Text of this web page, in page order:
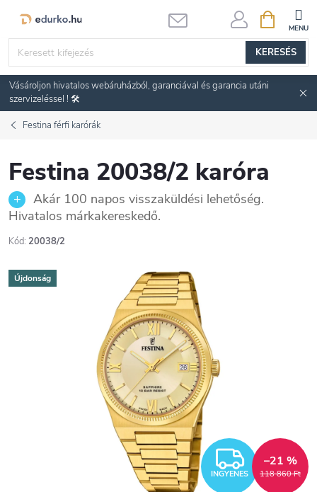
KERESÉS
KOSÁR
Vásároljon hivatalos webáruházból, garanciával és garancia utáni
szervizeléssel ! 🛠️
Festina férfi karórák
Festina 20038/2 karóra
Akár 100 napos visszaküldési lehetőség.
Hivatalos márkakereskedő.
Kód: 20038/2
Újdonság
INGYENES 118 860 Ft
–21 %